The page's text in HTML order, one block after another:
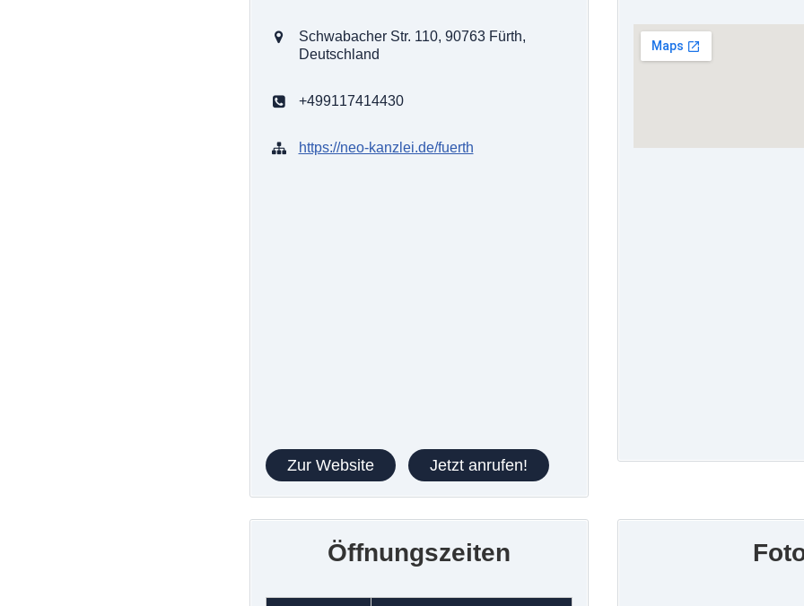
Schwabacher Str. 110, 90763 Fürth,
Deutschland
+499117414430
https://neo-kanzlei.de/fuerth
Zur Website Jetzt anrufen!
Öffnungszeiten